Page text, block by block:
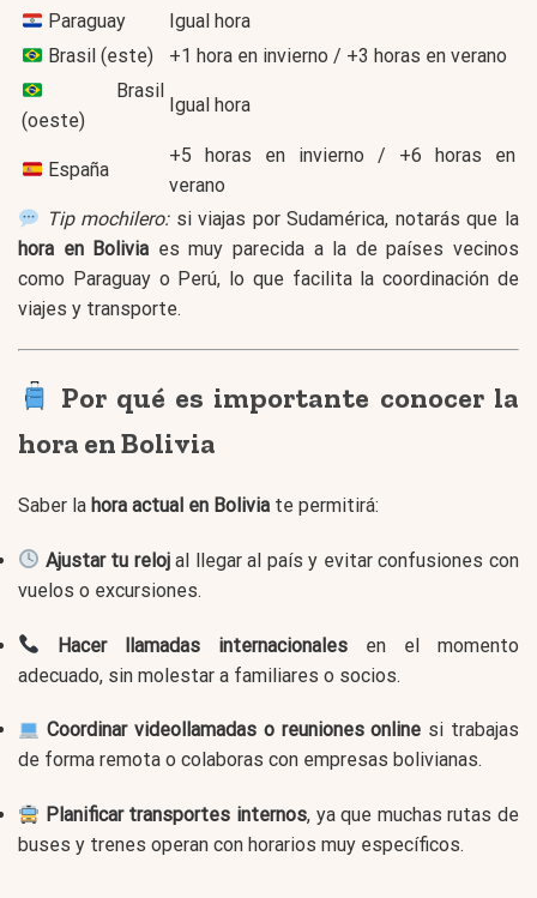
Paraguay
Igual hora
Brasil (este)
+1 hora en invierno / +3 horas en verano
Brasil
(oeste)
Igual hora
España
+5 horas en invierno / +6 horas en
verano
Tip mochilero:si viajas por Sudamérica, notarás que la
hora en Bolivia es muy parecida a la de países vecinos
como Paraguay o Perú, lo que facilita la coordinación de
viajes y transporte.
Por qué es importante conocer la
hora en Bolivia
Saber la hora actual en Bolivia te permitirá:
Ajustar tu relojal llegar al país y evitar confusiones con
vuelos o excursiones.
Hacer llamadas internacionales en el momento
adecuado, sin molestar a familiares o socios.
Coordinar videollamadas o reuniones online si trabajas
de forma remota o colaboras con empresas bolivianas.
Planificar transportes internos, ya que muchas rutas de
buses y trenes operan con horarios muy específicos.